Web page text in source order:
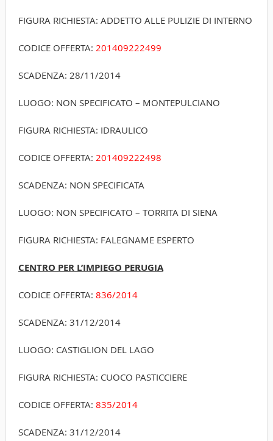
FIGURA RICHIESTA: ADDETTO ALLE PULIZIE DI INTERNO
CODICE OFFERTA: 20140922­2499
SCADENZA: 28/11/2014
LUOGO: NON SPECIFICATO – MONTEPULCIANO
FIGURA RICHIESTA: IDRAULICO
CODICE OFFERTA: 20140922­2498
SCADENZA: NON SPECIFICATA
LUOGO: NON SPECIFICATO – TORRITA DI SIENA
FIGURA RICHIESTA: FALEGNAME ESPERTO
CENTRO PER L’IMPIEGO PERUGIA
CODICE OFFERTA: 836/2014
SCADENZA: 31/12/2014
LUOGO: CASTIGLION DEL LAGO
FIGURA RICHIESTA: CUOCO PASTICCIERE
CODICE OFFERTA: 835/2014
SCADENZA: 31/12/2014